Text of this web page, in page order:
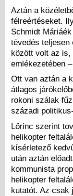
Aztán a
félreértéseket.
Schmidt
tévedés teljesen
között volt az is,
emlékezetében
Ott van aztán a
átlagos
rokoni szálak
századi
Lőrinc szerint
helikopter
kísérletező
után aztán
kommunista
helikopter
kutatót. Az csak